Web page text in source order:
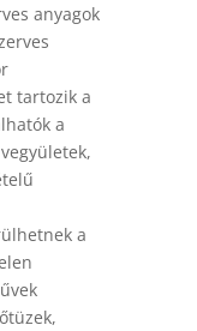
anyagok
tartozik a
a
a